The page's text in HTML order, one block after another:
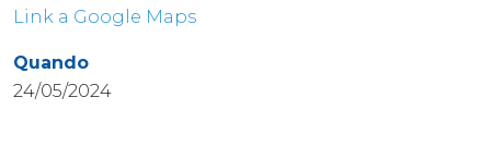
Link a Google Maps
Quando
24/05/2024